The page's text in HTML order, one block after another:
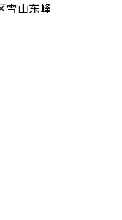
雪山东峰